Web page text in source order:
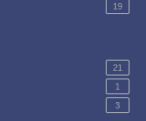
19
21
1
3